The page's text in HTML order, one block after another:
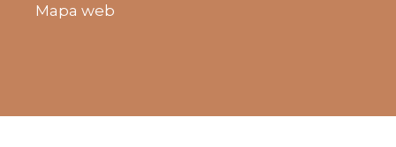
Mapa web